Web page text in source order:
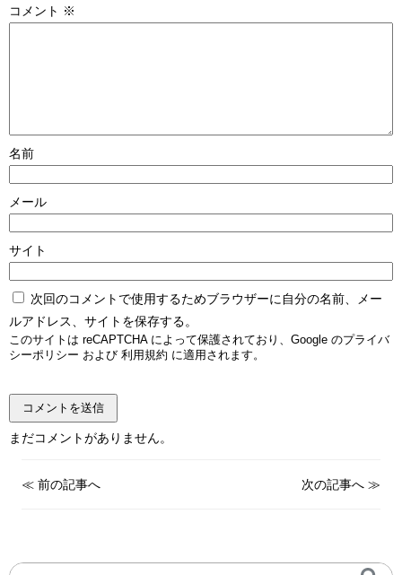
コメント ※
名前
メール
サイト
次回のコメントで使用するためブラウザーに自分の名前、メー
ルアドレス、サイトを保存する。
このサイトは reCAPTCHA によって保護されており、Google のプライバ
シーポリシー および 利用規約 に適用されます。
まだコメントがありません。
≪前の記事へ 次の記事へ≫